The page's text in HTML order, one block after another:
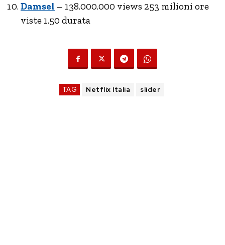
Damsel – 138.000.000 views 253 milioni ore
viste 1.50 durata
TAG Netflix Italia slider